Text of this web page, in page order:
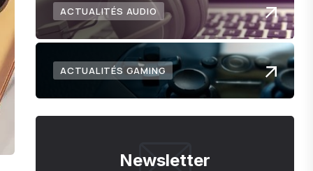
ACTUALITÉS AUDIO
ACTUALITÉS GAMING
Newsletter